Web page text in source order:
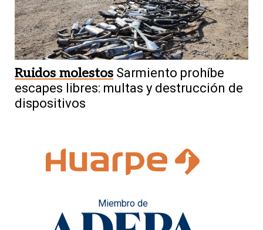
Ruidos molestos Sarmiento prohíbe
escapes libres: multas y destrucción de
dispositivos
Miembro de